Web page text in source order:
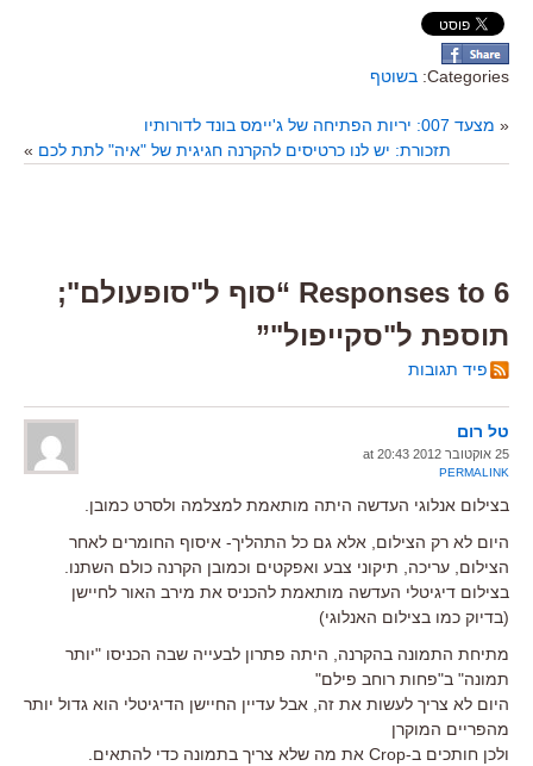
Categories: בשוטף
« מצעד 007: יריות הפתיחה של ג'יימס בונד לדורותיו
תזכורת: יש לנו כרטיסים להקרנה חגיגית של "איה" לתת לכם »
6 Responses to “סוף ל"סופעולם";
תוספת ל"סקייפול"”
פיד תגובות
טל רום
25 אוקטובר 2012 at 20:43
PERMALINK
בצילום אנלוגי העדשה היתה מותאמת למצלמה ולסרט כמובן.
היום לא רק הצילום, אלא גם כל התהליך- איסוף החומרים לאחר
הצילום, עריכה, תיקוני צבע ואפקטים וכמובן הקרנה כולם השתנו.
בצילום דיגיטלי העדשה מותאמת להכניס את מירב האור לחיישן
(בדיוק כמו בצילום האנלוגי)
מתיחת התמונה בהקרנה, היתה פתרון לבעייה שבה הכניסו "יותר
תמונה" ב"פחות רוחב פילם"
היום לא צריך לעשות את זה, אבל עדיין החיישן הדיגיטלי הוא גדול יותר
מהפריים המוקרן
ולכן חותכים ב-Crop את מה שלא צריך בתמונה כדי להתאים.